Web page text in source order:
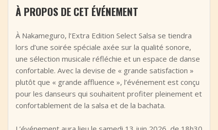
À PROPOS DE CET ÉVÉNEMENT
À Nakameguro, l’Extra Edition Select Salsa se tiendra
lors d’une soirée spéciale axée sur la qualité sonore,
une sélection musicale réfléchie et un espace de danse
confortable. Avec la devise de « grande satisfaction »
plutôt que « grande affluence », l’événement est conçu
pour les danseurs qui souhaitent profiter pleinement et
confortablement de la salsa et de la bachata.